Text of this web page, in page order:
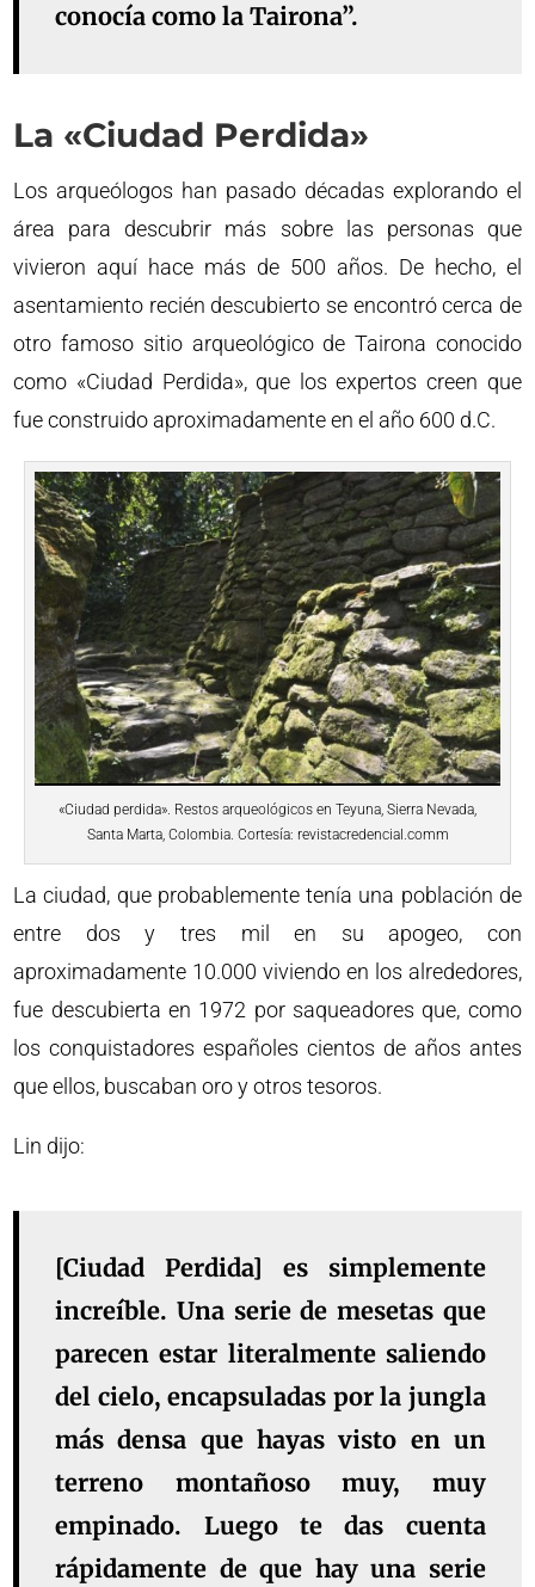
conocía como la Tairona”.
La «Ciudad Perdida»
Los arqueólogos han pasado décadas explorando el
área para descubrir más sobre las personas que
vivieron aquí hace más de 500 años. De hecho, el
asentamiento recién descubierto se encontró cerca de
otro famoso sitio arqueológico de Tairona conocido
como «Ciudad Perdida», que los expertos creen que
fue construido aproximadamente en el año 600 d.C.
«Ciudad perdida». Restos arqueológicos en Teyuna, Sierra Nevada,
Santa Marta, Colombia. Cortesía: revistacredencial.comm
La ciudad, que probablemente tenía una población de
entre dos y tres mil en su apogeo, con
aproximadamente 10.000 viviendo en los alrededores,
fue descubierta en 1972 por saqueadores que, como
los conquistadores españoles cientos de años antes
que ellos, buscaban oro y otros tesoros.
Lin dijo:
[Ciudad Perdida] es simplemente
increíble. Una serie de mesetas que
parecen estar literalmente saliendo
del cielo, encapsuladas por la jungla
más densa que hayas visto en un
terreno montañoso muy, muy
empinado. Luego te das cuenta
rápidamente de que hay una serie